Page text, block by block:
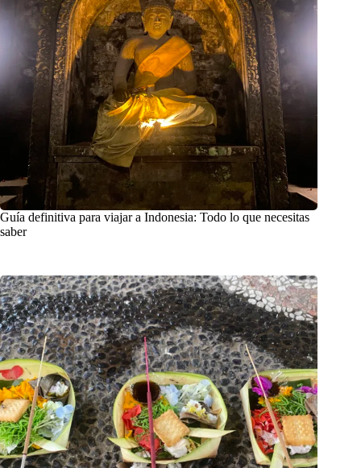
Guía definitiva para viajar a Indonesia: Todo lo que necesitas
saber